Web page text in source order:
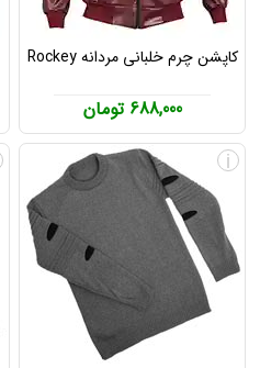
کاپشن چرم خلبانی مردانه Rockey
688,000 تومان
i